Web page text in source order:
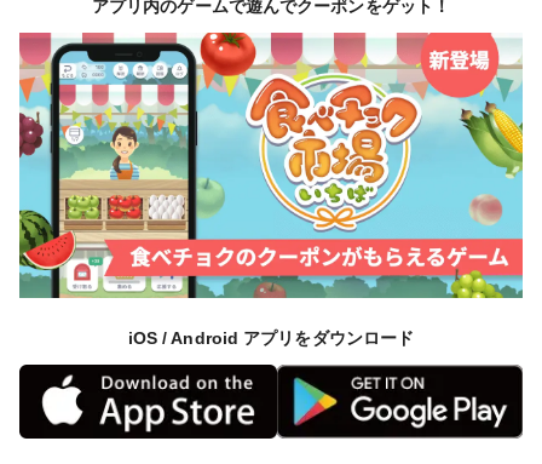
アプリ内のゲームで遊んでクーポンをゲット！
iOS / Android アプリをダウンロード